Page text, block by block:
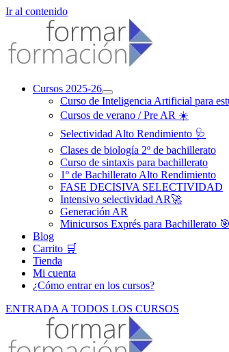
Ir al contenido
Cursos 2025-26
Curso de Inteligencia Artificial para
Cursos de verano / Pre AR ☀️
Selectividad Alto Rendimiento 🩺
Clases de biología 2º de bachillerato
Curso de sintaxis para bachillerato
1º de Bachillerato Alto Rendimiento
FASE DECISIVA SELECTIVIDAD
Intensivo selectividad AR🚀
Generación AR
Minicursos Exprés para Bachillerato 🎯
Blog
Carrito 🛒
Tienda
Mi cuenta
¿Cómo entrar en los cursos?
ENTRADA A TODOS LOS CURSOS